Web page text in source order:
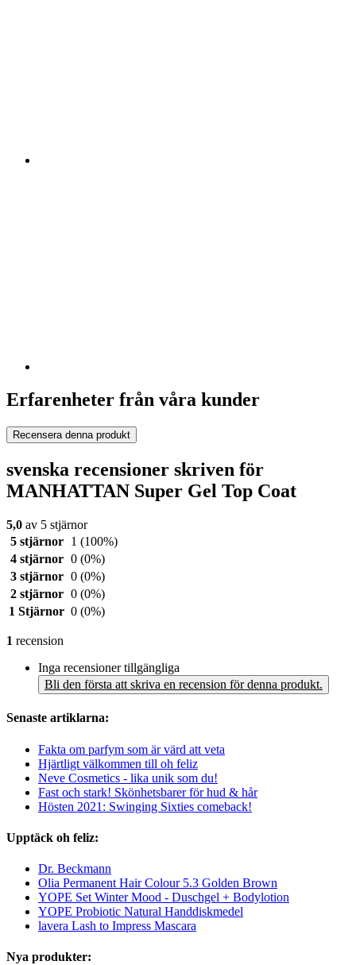
Erfarenheter från våra kunder
Recensera denna produkt
svenska recensioner skriven för
MANHATTAN Super Gel Top Coat
5,0 av 5 stjärnor
5 stjärnor
1 (100%)
4 stjärnor 0 (0%)
3 stjärnor 0 (0%)
2 stjärnor 0 (0%)
1 Stjärnor 0 (0%)
1 recension
Inga recensioner tillgängliga
Bli den första att skriva en recension för denna produkt.
Senaste artiklarna:
Fakta om parfym som är värd att veta
Hjärtligt välkommen till oh feliz
Neve Cosmetics - lika unik som du!
Fast och stark! Skönhetsbarer för hud & hår
Hösten 2021: Swinging Sixties comeback!
Upptäck oh feliz:
Dr. Beckmann
Olia Permanent Hair Colour 5.3 Golden Brown
YOPE Set Winter Mood - Duschgel + Bodylotion
YOPE Probiotic Natural Handdiskmedel
lavera Lash to Impress Mascara
Nya produkter: